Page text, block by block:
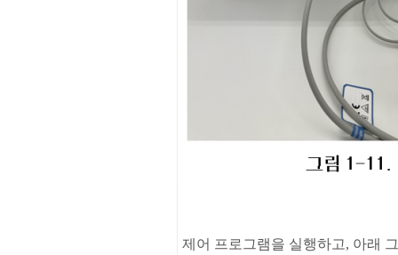
제어 프로그램을 실행하고, 아래